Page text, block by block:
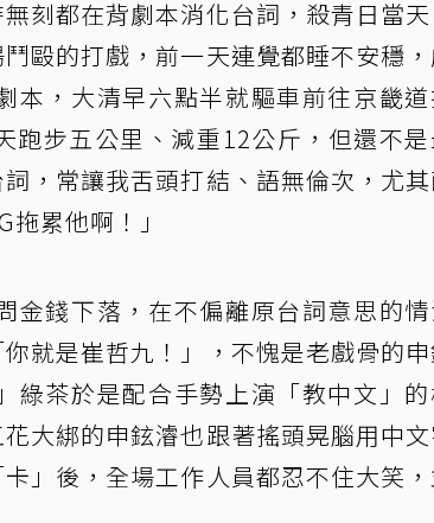
刻都在背劇本消化台詞，殺青日當天
毆的打戲，前一天連覺都睡不安穩，
本，大清早六點半就驅車前往京畿道
跑步五公里、減重12公斤，但還不是
，常讓我舌頭打結、語無倫次，尤
累他啊！」
金錢下落，在不偏離原台詞意思的
就是崔哲九！」，不愧是老戲骨的
綠茶於是配合手勢上演「教中文」
大綁的申鉉濬也跟著搖頭晃腦用中
」後，全場工作人員都忍不住大笑，